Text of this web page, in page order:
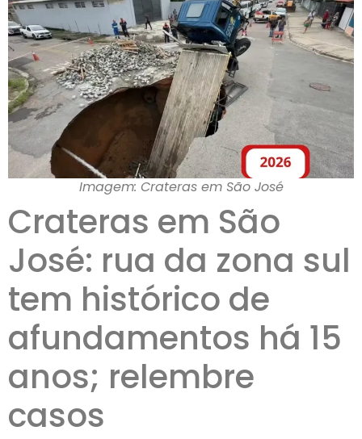
Imagem: Crateras em São José
Crateras em São
José: rua da zona sul
tem histórico de
afundamentos há 15
anos; relembre
casos